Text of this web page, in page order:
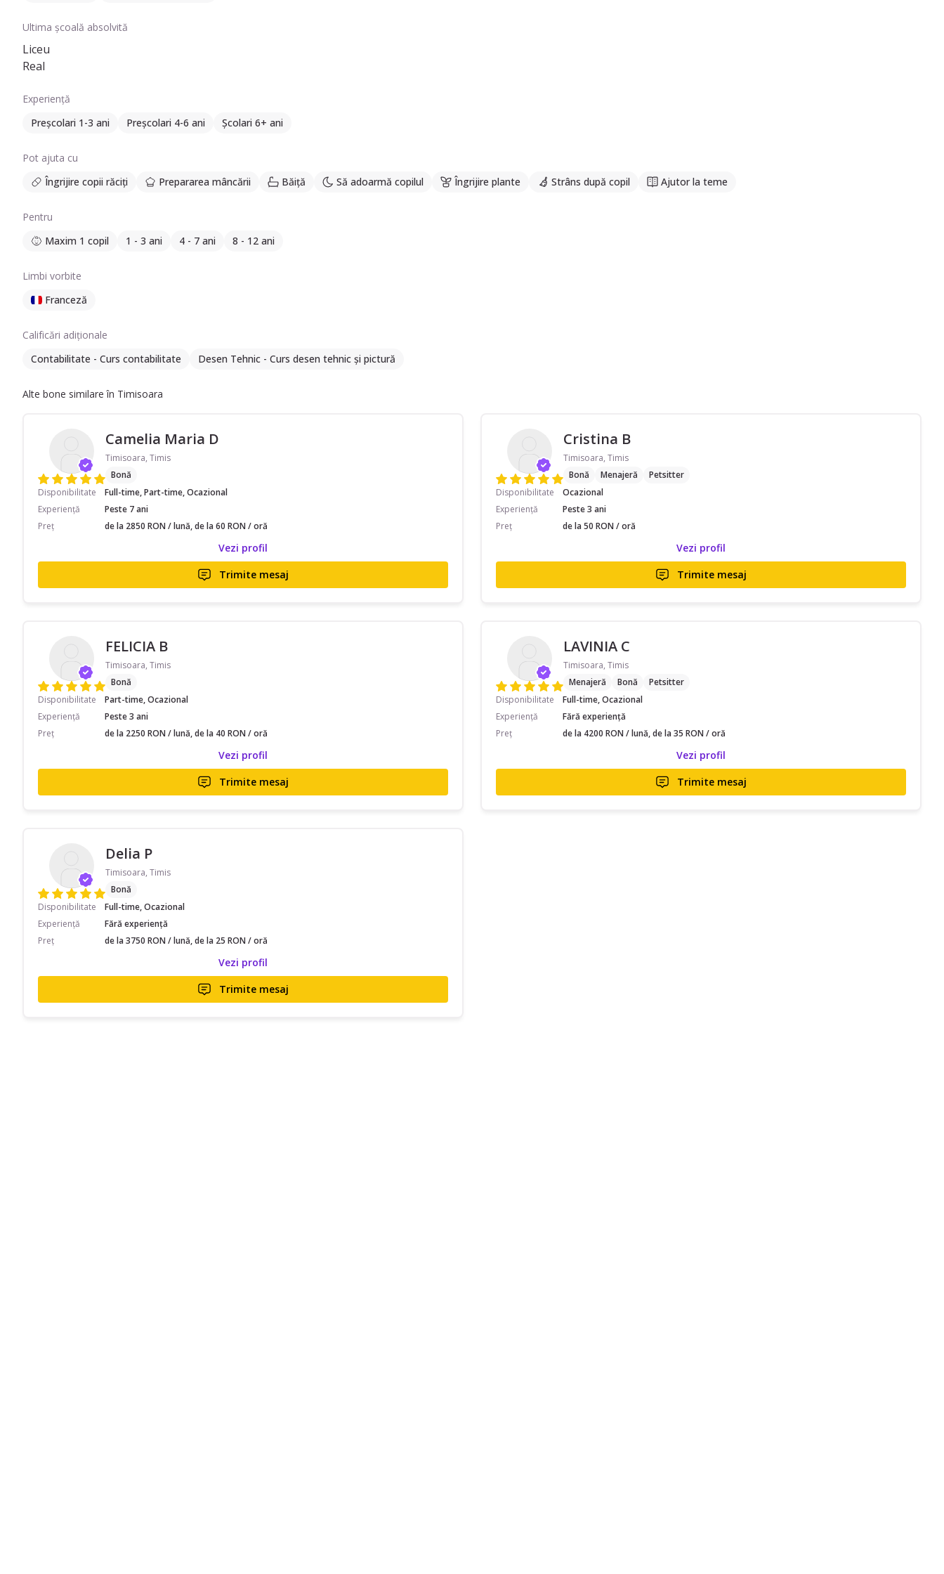
Ultima școală absolvită
Liceu
Real
Experiență
Preșcolari 1-3 ani
Preșcolari 4-6 ani Școlari 6+ ani
Pot ajuta cu
Îngrijire copii răciți
Prepararea mâncării Băiță Să adoarmă copilul Îngrijire plante Strâns după copil Ajutor la teme
Pentru
Maxim 1 copil
1 - 3 ani 4 - 7 ani 8 - 12 ani
Limbi vorbite
Franceză
Calificări adiționale
Contabilitate - Curs contabilitate
Desen Tehnic - Curs desen tehnic și pictură
Alte bone similare în Timisoara
Camelia Maria D
Timisoara, Timis
Bonă
Disponibilitate
Full-time, Part-time, Ocazional
Experiență
Peste 7 ani
Preț
de la 2850 RON / lună, de la 60 RON / oră
Vezi profil
Trimite mesaj
Cristina B
Timisoara, Timis
Bonă
Menajeră
Petsitter
Disponibilitate
Ocazional
Experiență
Peste 3 ani
Preț
de la 50 RON / oră
Vezi profil
Trimite mesaj
FELICIA B
Timisoara, Timis
Bonă
Disponibilitate
Part-time, Ocazional
Experiență
Peste 3 ani
Preț
de la 2250 RON / lună, de la 40 RON / oră
Vezi profil
Trimite mesaj
LAVINIA C
Timisoara, Timis
Menajeră
Bonă
Petsitter
Disponibilitate
Full-time, Ocazional
Experiență
Fără experiență
Preț
de la 4200 RON / lună, de la 35 RON / oră
Vezi profil
Trimite mesaj
Delia P
Timisoara, Timis
Bonă
Disponibilitate
Full-time, Ocazional
Experiență
Fără experiență
Preț
de la 3750 RON / lună, de la 25 RON / oră
Vezi profil
Trimite mesaj